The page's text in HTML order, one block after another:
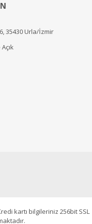
35430 Urla/İzmir
kartı bilgileriniz 256bit SSL